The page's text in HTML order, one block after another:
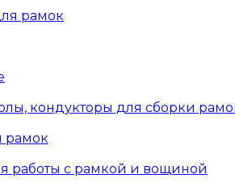
рамок
кондукторы для сборки
рамок
работы с рамкой и вощиной